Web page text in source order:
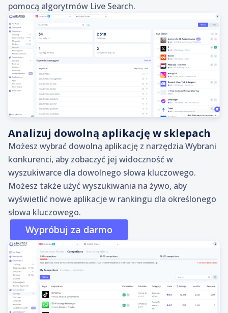
pomocą algorytmów Live Search.
Analizuj dowolną aplikację w sklepach
Możesz wybrać dowolną aplikację z narzędzia Wybrani
konkurenci, aby zobaczyć jej widoczność w
wyszukiwarce dla dowolnego słowa kluczowego.
Możesz także użyć wyszukiwania na żywo, aby
wyświetlić nowe aplikacje w rankingu dla określonego
słowa kluczowego.
Wypróbuj za darmo